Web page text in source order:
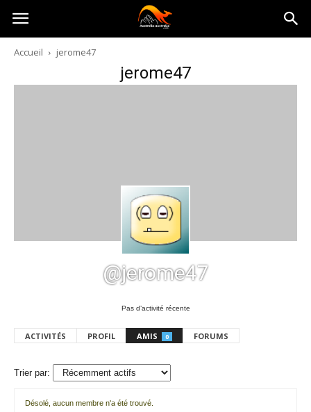
Australia-
australie.com
Accueil jerome47
jerome47
@jerome47
Pas d’activité récente
ACTIVITÉS PROFIL AMIS 0 FORUMS
Trier par:
Désolé, aucun membre n'a été trouvé.